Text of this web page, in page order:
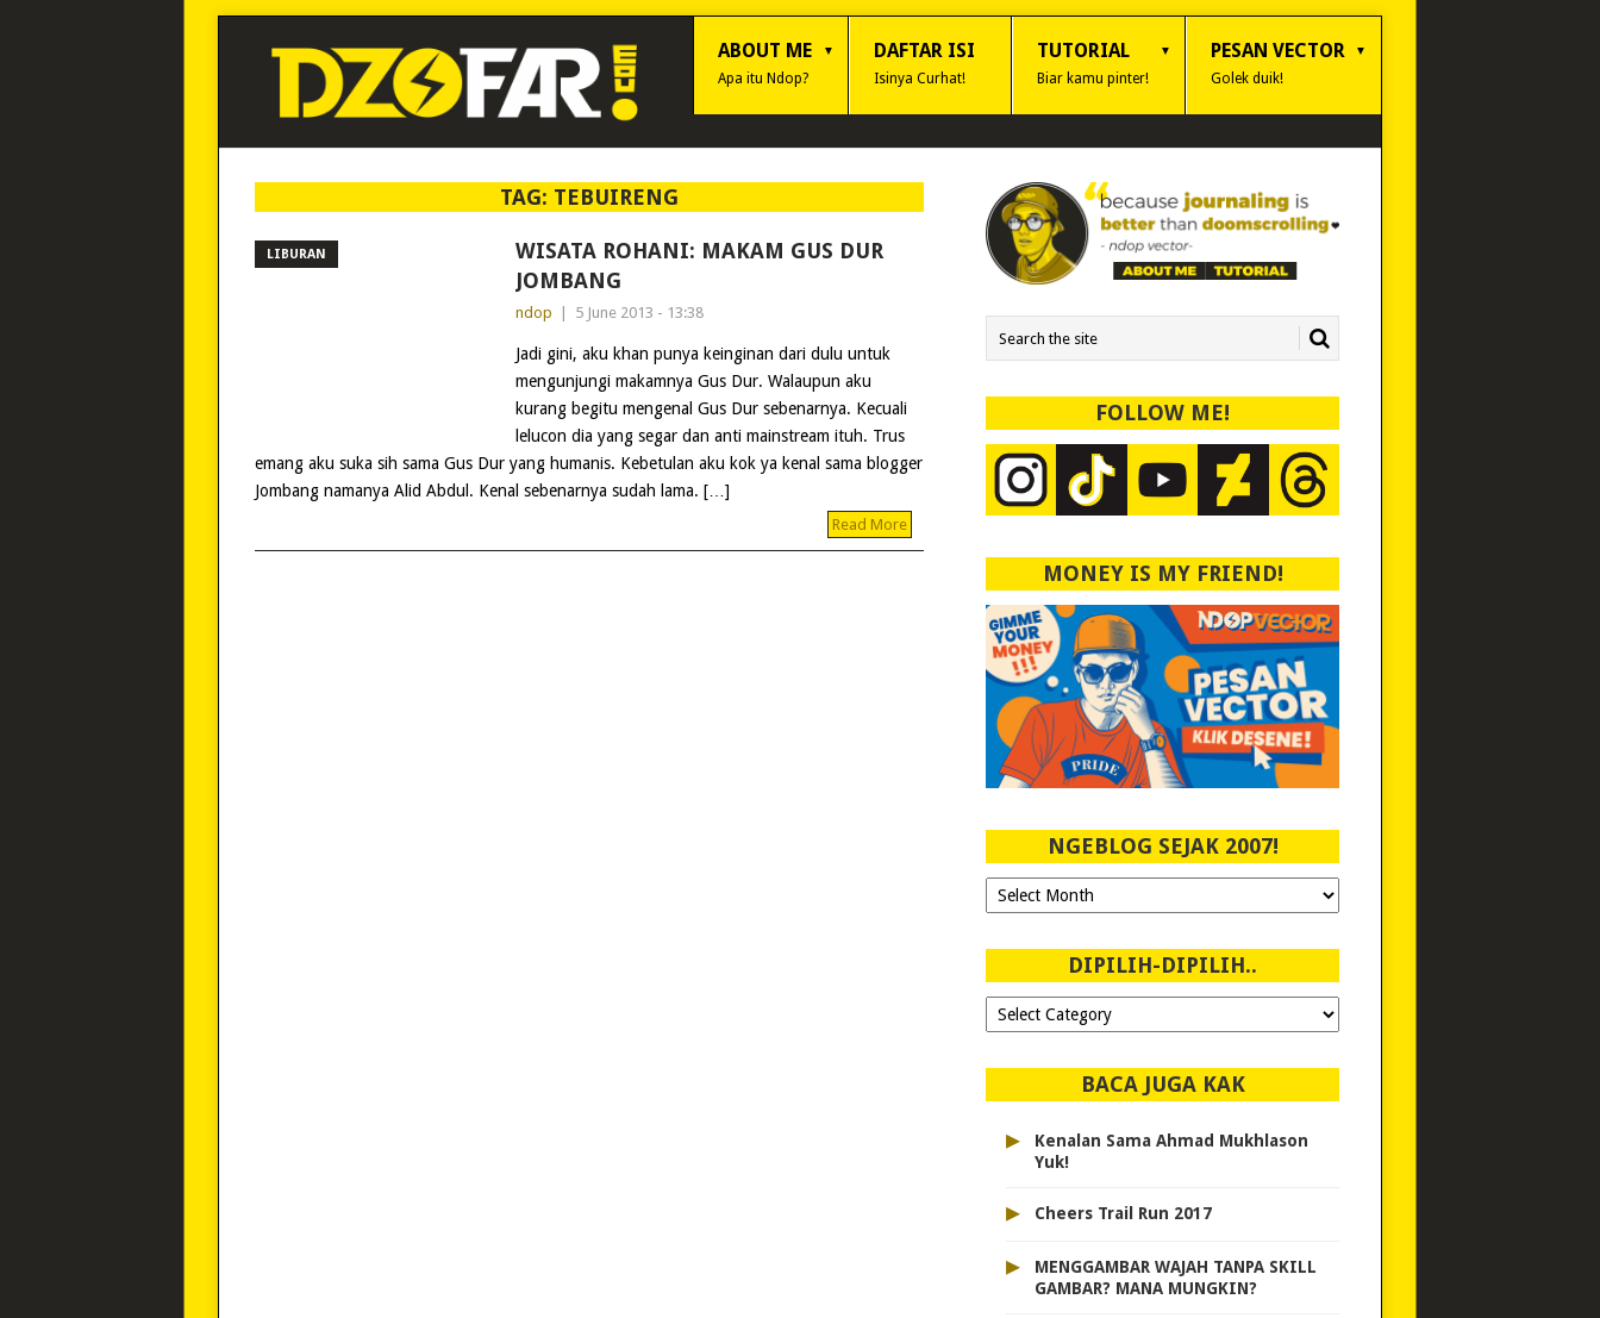
ABOUT ME
Apa itu Ndop?
DAFTAR ISI
Isinya Curhat!
TUTORIAL
Biar kamu pinter!
PESAN VECTOR
Golek duik!
TAG: TEBUIRENG
LIBURAN
WISATA ROHANI: MAKAM GUS DUR
JOMBANG
ndop 5 June 2013 - 13:38
Jadi gini, aku khan punya keinginan dari dulu untuk
mengunjungi makamnya Gus Dur. Walaupun aku
kurang begitu mengenal Gus Dur sebenarnya. Kecuali
lelucon dia yang segar dan anti mainstream ituh. Trus
emang aku suka sih sama Gus Dur yang humanis. Kebetulan aku kok ya kenal sama blogger
Jombang namanya Alid Abdul. Kenal sebenarnya sudah lama. […]
Read More
FOLLOW ME!
MONEY IS MY FRIEND!
NGEBLOG SEJAK 2007!
Ngeblog
Sejak
DIPILIH-DIPILIH..
Dipilih-
dipilih..
BACA JUGA KAK
▸
Kenalan Sama Ahmad Mukhlason
Yuk!
▸ Cheers Trail Run 2017
▸
MENGGAMBAR WAJAH TANPA SKILL
GAMBAR? MANA MUNGKIN?